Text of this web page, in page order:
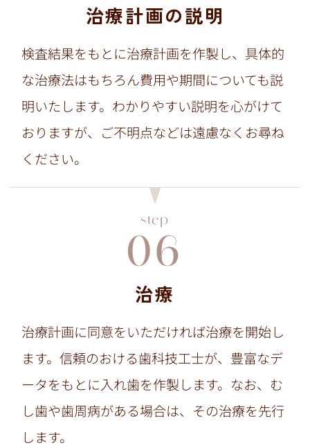
治療計画の説明
検査結果をもとに治療計画を作製し、具体的
な治療法はもちろん費用や期間についても説
明いたします。わかりやすい説明を心がけて
おりますが、ご不明点などは遠慮なくお尋ね
ください。
step
06
治療
治療計画に同意をいただければ治療を開始し
ます。信頼のおける歯科技工士が、豊富なデ
ータをもとに入れ歯を作製します。なお、む
し歯や歯周病がある場合は、その治療を先行
します。